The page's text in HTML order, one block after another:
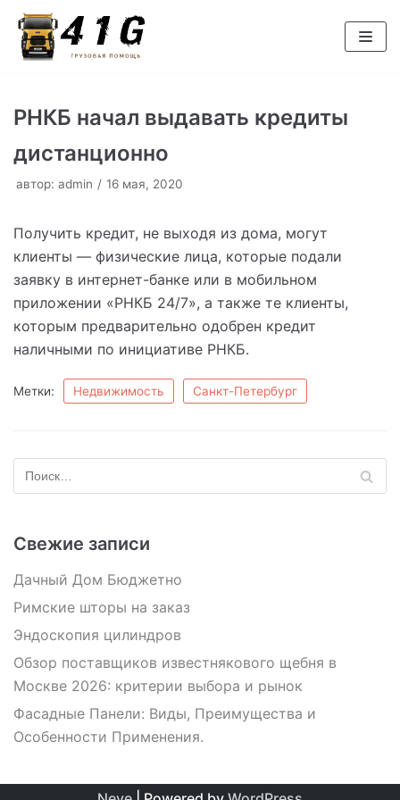
Перейти
к
РНКБ начал выдавать кредиты
дистанционно
автор: admin 16 мая, 2020
Получить кредит, не выходя из дома, могут
клиенты — физические лица, которые подали
заявку в интернет-банке или в мобильном
приложении «РНКБ 24/7», а также те клиенты,
которым предварительно одобрен кредит
наличными по инициативе РНКБ.
Метки: Недвижимость Санкт-Петербург
Свежие записи
Дачный Дом Бюджетно
Римские шторы на заказ
Эндоскопия цилиндров
Обзор поставщиков известнякового щебня в
Москве 2026: критерии выбора и рынок
Фасадные Панели: Виды, Преимущества и
Особенности Применения.